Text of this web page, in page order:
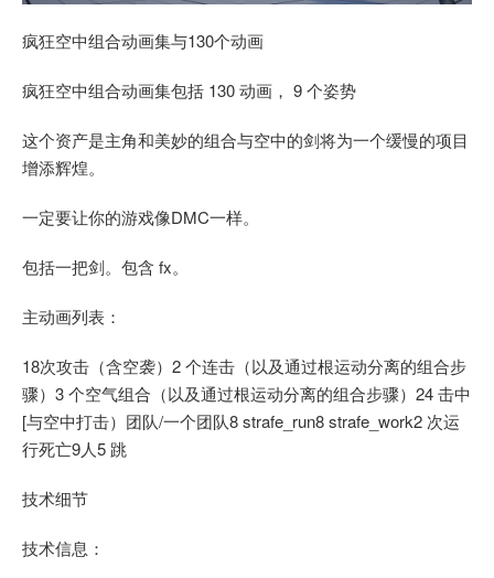
疯狂空中组合动画集与130个动画
疯狂空中组合动画集包括 130 动画， 9 个姿势
这个资产是主角和美妙的组合与空中的剑将为一个缓慢的项目
增添辉煌。
一定要让你的游戏像DMC一样。
包括一把剑。包含 fx。
主动画列表：
18次攻击（含空袭）2 个连击（以及通过根运动分离的组合步
骤）3 个空气组合（以及通过根运动分离的组合步骤）24 击中
[与空中打击）团队/一个团队8 strafe_run8 strafe_work2 次运
行死亡9人5 跳
技术细节
技术信息：